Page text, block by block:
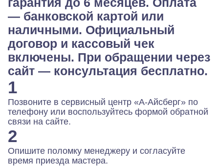
— банковской картой или
наличными. Официальный
договор и кассовый чек
включены. При обращении через
сайт — консультация бесплатно.
1
Позвоните в сервисный центр «А-Айсберг» по
телефону или воспользуйтесь формой обратной
связи на сайте.
2
Опишите поломку менеджеру и согласуйте
время приезда мастера.